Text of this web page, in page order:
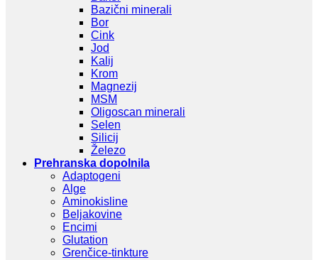
Bazični minerali
Bor
Cink
Jod
Kalij
Krom
Magnezij
MSM
Oligoscan minerali
Selen
Silicij
Železo
Prehranska dopolnila
Adaptogeni
Alge
Aminokisline
Beljakovine
Encimi
Glutation
Grenčice-tinkture